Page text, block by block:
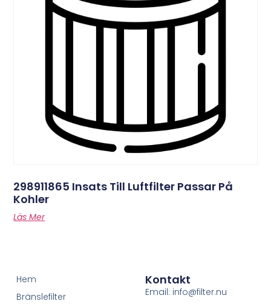
298911865 Insats Till Luftfilter Passar På
Kohler
Läs Mer
Hem
Bränslefilter
Kontakt
Email: info@filter.nu